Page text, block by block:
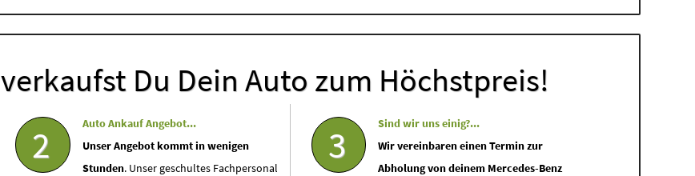
verkaufst Du Dein Auto zum Höchstpreis!
2
Auto Ankauf Angebot...
Unser Angebot kommt in wenigen
Stunden. Unser geschultes Fachpersonal
3
Sind wir uns einig?...
Wir vereinbaren einen Termin zur
Abholung von deinem Mercedes-Benz